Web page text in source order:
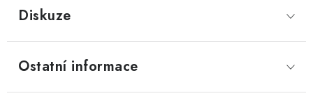
Diskuze
Ostatní informace